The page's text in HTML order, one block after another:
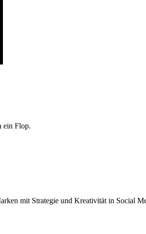
ein Flop.
mit Strategie und Kreativität in Social